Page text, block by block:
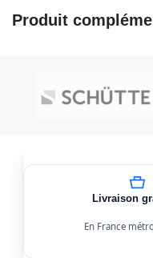
Produit
Livraison
En France